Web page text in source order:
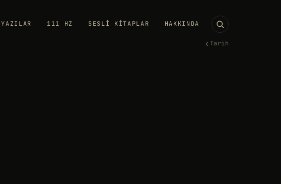
YAZILAR 111 HZ SESLI KITAPLAR HAKKINDA
‹Tarih